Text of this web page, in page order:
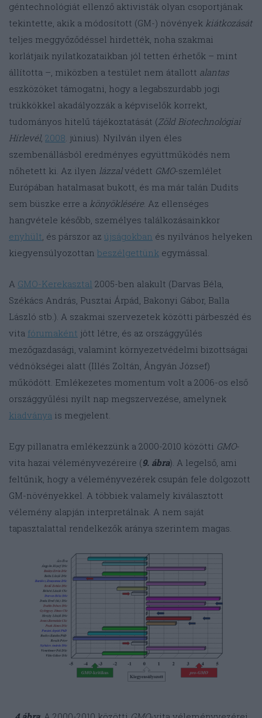
géntechnológiát ellenző aktivisták olyan csoportjának
tekintette, akik a módosított (GM-) növények kiátkozását
teljes meggyőződéssel hirdették, noha szakmai
korlátjaik nyilatkozataikban jól tetten érhetők – mint
állította –, miközben a testület nem átallott alantas
eszközöket támogatni, hogy a legabszurdabb jogi
trükkökkel akadályozzák a képviselők korrekt,
tudományos hitelű tájékoztatását (Zöld Biotechnológiai
Hírlevél, 2008. június). Nyilván ilyen éles
szembenállásból eredményes együttműködés nem
nőhetett ki. Az ilyen lázzalvédett GMO-szemlélet
Európában hatalmasat bukott, és ma már talán Dudits
sem büszke erre a könyöklésére. Az ellenséges
hangvétele később, személyes találkozásainkkor
enyhült, és párszor az újságokban és nyilvános helyeken
kiegyensúlyozottan beszélgettünk egymással.
A GMO-Kerekasztal 2005-ben alakult (Darvas Béla,
Székács András, Pusztai Árpád, Bakonyi Gábor, Balla
László stb.). A szakmai szervezetek közötti párbeszéd és
vita fórumaként jött létre, és az országgyűlés
mezőgazdasági, valamint környezetvédelmi bizottságai
védnökségei alatt (Illés Zoltán, Ángyán József)
működött. Emlékezetes momentum volt a 2006-os első
országgyűlési nyílt nap megszervezése, amelynek
kiadványa is megjelent.
Egy pillanatra emlékezzünk a 2000-2010 közötti GMO-
vita hazai véleményvezéreire (9. ábra). A legelső, ami
feltűnik, hogy a véleményvezérek csupán fele dolgozott
GM-növényekkel. A többiek valamely kiválasztott
vélemény alapján interpretálnak. A nem saját
tapasztalattal rendelkezők aránya szerintem magas.